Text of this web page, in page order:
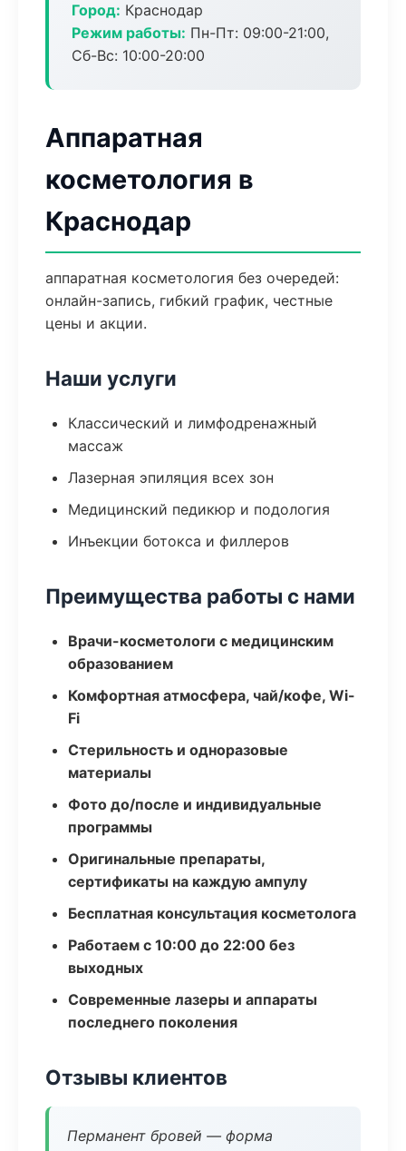
Город: Краснодар
Режим работы: Пн-Пт: 09:00-21:00,
Сб-Вс: 10:00-20:00
Аппаратная
косметология в
Краснодар
аппаратная косметология без очередей:
онлайн-запись, гибкий график, честные
цены и акции.
Наши услуги
Классический и лимфодренажный
массаж
Лазерная эпиляция всех зон
Медицинский педикюр и подология
Инъекции ботокса и филлеров
Преимущества работы с нами
Врачи-косметологи с медицинским
образованием
Комфортная атмосфера, чай/кофе, Wi-
Fi
Стерильность и одноразовые
материалы
Фото до/после и индивидуальные
программы
Оригинальные препараты,
сертификаты на каждую ампулу
Бесплатная консультация косметолога
Работаем с 10:00 до 22:00 без
выходных
Современные лазеры и аппараты
последнего поколения
Отзывы клиентов
Перманент бровей — форма